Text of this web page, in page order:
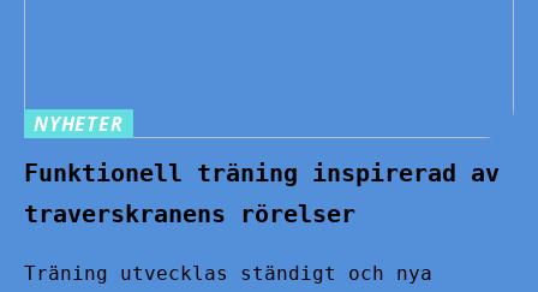
NYHETER
Funktionell träning inspirerad av
traverskranens rörelser
Träning utvecklas ständigt och nya